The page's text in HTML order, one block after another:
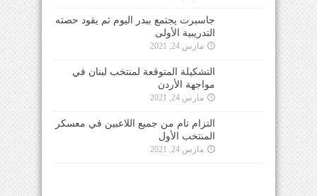
جاسبرت يجتمع ببدر اليوم ثم يقود حصته
التدريبية الأولى
مارس 24, 2021
التشكيلة المتوقعة لمنتخب لبنان في
مواجهة الأردن
مارس 24, 2021
التزام تام من جميع اللاعبين في معسكر
المنتخب الأول
مارس 24, 2021